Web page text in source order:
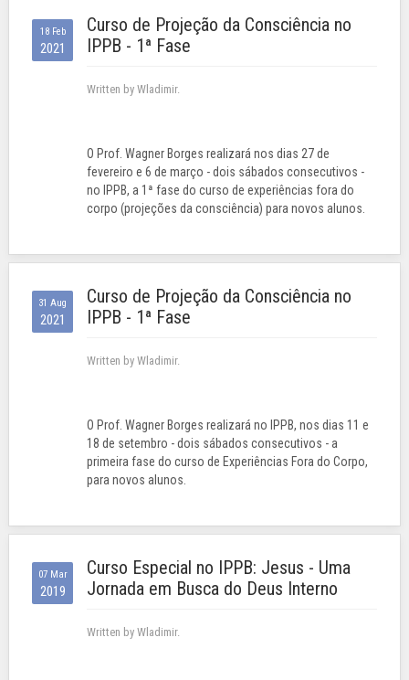
18 Feb
2021
Curso de Projeção da Consciência no
IPPB - 1ª Fase
Written by Wladimir.
O Prof. Wagner Borges realizará nos dias 27 de
fevereiro e 6 de março - dois sábados consecutivos -
no IPPB, a 1ª fase do curso de experiências fora do
corpo (projeções da consciência) para novos alunos.
31 Aug
2021
Curso de Projeção da Consciência no
IPPB - 1ª Fase
Written by Wladimir.
O Prof. Wagner Borges realizará no IPPB, nos dias 11 e
18 de setembro - dois sábados consecutivos - a
primeira fase do curso de Experiências Fora do Corpo,
para novos alunos.
07 Mar
2019
Curso Especial no IPPB: Jesus - Uma
Jornada em Busca do Deus Interno
Written by Wladimir.